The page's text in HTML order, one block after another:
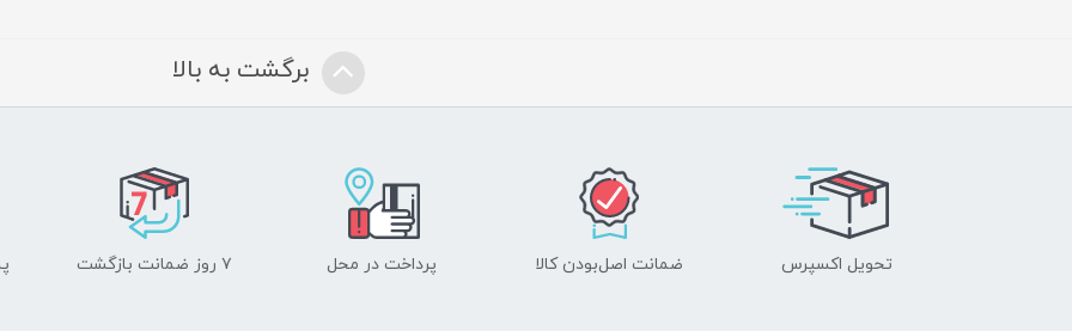
برگشت به بالا
تحویل اکسپرس ضمانت اصل‌بودن کالا پرداخت در محل ۷ روز ضمانت بازگشت